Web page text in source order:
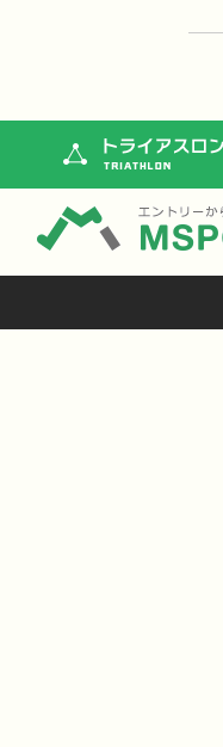
トライアスロン